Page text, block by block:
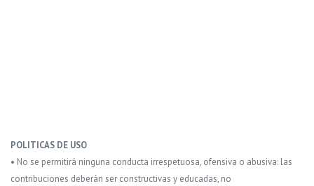
POLITICAS DE USO
• No se permitirá ninguna conducta irrespetuosa, ofensiva o abusiva: las
contribuciones deberán ser constructivas y educadas, no